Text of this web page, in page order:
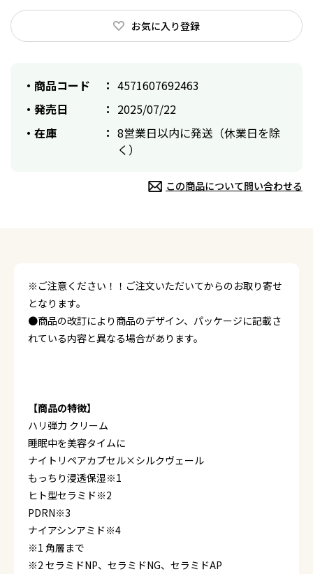
お気に入り登録
商品コード
4571607692463
発売日
2025/07/22
在庫
8営業日以内に発送（休業日を除
く）
この商品について問い合わせる
※ご注意ください！！ご注文いただいてからのお取り寄せ
となります。
●商品の改訂により商品のデザイン、パッケージに記載さ
れている内容と異なる場合があります。
【商品の特徴】
ハリ弾力 クリーム
睡眠中を美容タイムに
ナイトリペアカプセル×シルクヴェール
もっちり浸透保湿※1
ヒト型セラミド※2
PDRN※3
ナイアシンアミド※4
※1 角層まで
※2 セラミドNP、セラミドNG、セラミドAP